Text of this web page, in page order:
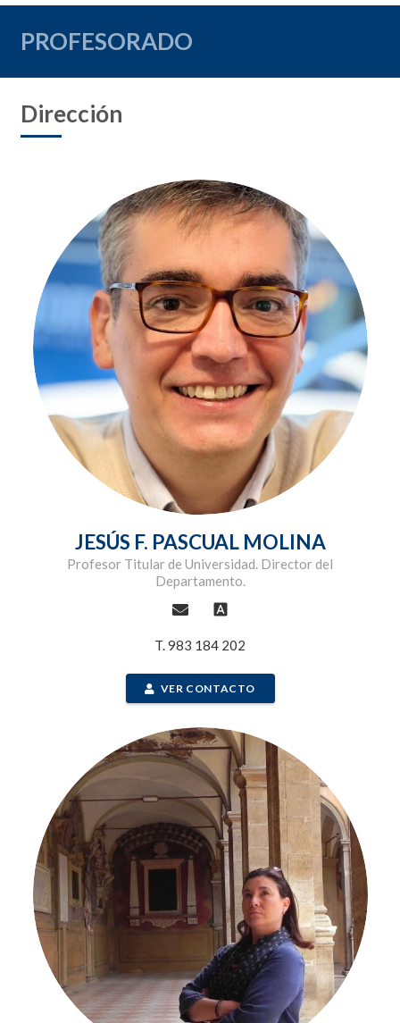
PROFESORADO
Dirección
JESÚS F. PASCUAL MOLINA
Profesor Titular de Universidad. Director del
Departamento.
font_download
T. 983 184 202
VER CONTACTO